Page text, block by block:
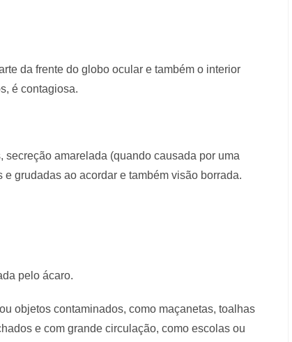
da frente do globo ocular e também o interior
é contagiosa.
amarelada (quando causada por uma
grudadas ao acordar e também visão borrada.
pelo ácaro.
objetos contaminados, como maçanetas, toalhas
e com grande circulação, como escolas ou